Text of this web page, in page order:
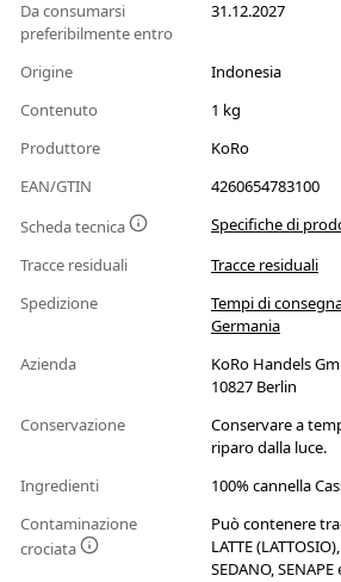
Da consumarsi
preferibilmente entro
31.12.2027
Origine
Indonesia
Contenuto
1 kg
Produttore
KoRo
EAN/GTIN
4260654783100
Scheda tecnica
Specifiche di
Tracce residuali
Tracce residuali
Spedizione
Tempi di
Germania
Azienda
KoRo Handels
10827 Berlin
Conservazione
Conservare a
riparo dalla luce.
Ingredienti
100% cannella
Contaminazione
crociata
Può contenere
LATTE
SEDANO, SENAPE